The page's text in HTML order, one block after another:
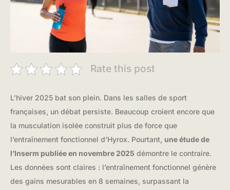
Rate this post
L’hiver 2025 bat son plein. Dans les salles de sport
françaises, un débat persiste. Beaucoup croient encore que
la musculation isolée construit plus de force que
l’entraînement fonctionnel d’Hyrox. Pourtant, une étude de
l’Inserm publiée en novembre 2025 démontre le contraire.
Les données sont claires : l’entraînement fonctionnel génère
des gains mesurables en 8 semaines, surpassant la